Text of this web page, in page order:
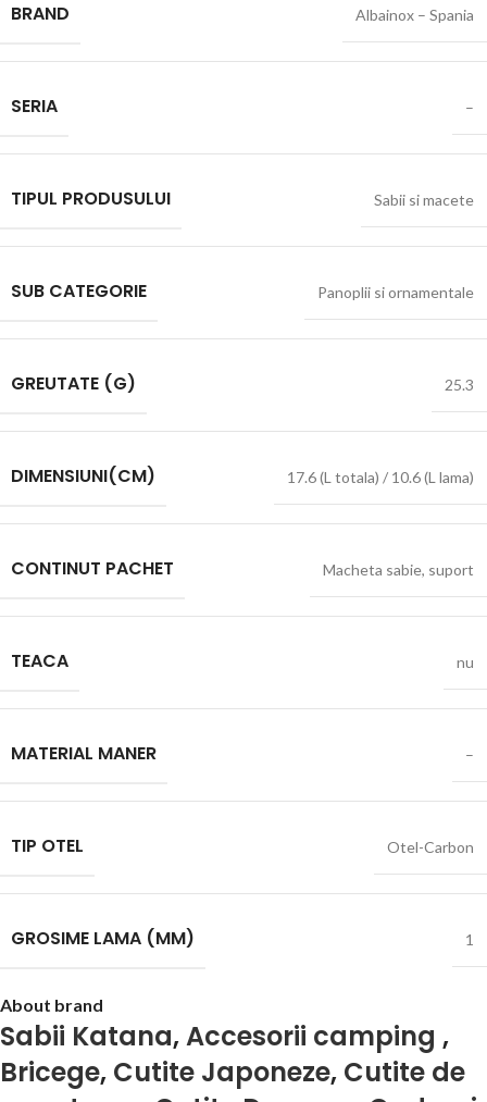
BRAND Albainox – Spania
SERIA –
TIPUL PRODUSULUI Sabii si macete
SUB CATEGORIE Panoplii si ornamentale
GREUTATE (G) 25.3
DIMENSIUNI(CM) 17.6 (L totala) / 10.6 (L lama)
CONTINUT PACHET Macheta sabie, suport
TEACA nu
MATERIAL MANER –
TIP OTEL Otel-Carbon
GROSIME LAMA (MM) 1
About brand
Sabii Katana,Accesorii camping ,
Bricege, Cutite Japoneze, Cutite de